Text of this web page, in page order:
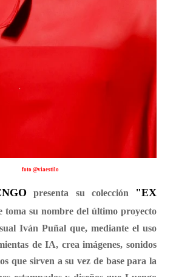
foto @viaestilo
presenta su colección
"EX
toma su nombre del último proyecto
Iván Puñal que, mediante el uso
de IA, crea imágenes, sonidos
que sirven a su vez de base para la